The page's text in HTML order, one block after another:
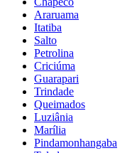
Araruama
Itatiba
Salto
Petrolina
Criciúma
Guarapari
Trindade
Queimados
Luziânia
Marília
Pindamonhangaba